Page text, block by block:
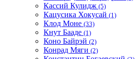
Кассий Кулидж (5)
Кацусика Хокусай (1)
Клод Моне (33)
Кнут Бааде (1)
Коно Байрэй (2)
Конрад Мяги (2)